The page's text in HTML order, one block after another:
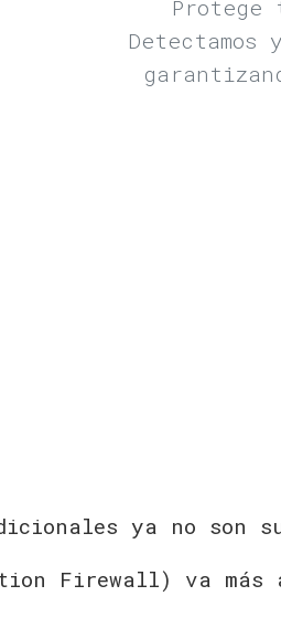
Protege
Detectamos
ya no son
Firewall) va